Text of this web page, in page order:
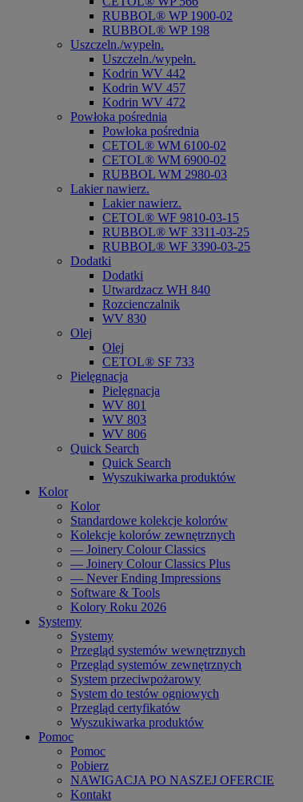
RUBBOL® WP 1900-02
RUBBOL® WP 198
Uszczeln./wypełn.
Uszczeln./wypełn.
Kodrin WV 442
Kodrin WV 457
Kodrin WV 472
Powłoka pośrednia
Powłoka pośrednia
CETOL® WM 6100-02
CETOL® WM 6900-02
RUBBOL WM 2980-03
Lakier nawierz.
Lakier nawierz.
CETOL® WF 9810-03-15
RUBBOL® WF 3311-03-25
RUBBOL® WF 3390-03-25
Dodatki
Dodatki
Utwardzacz WH 840
Rozcienczalnik
WV 830
Olej
Olej
CETOL® SF 733
Pielęgnacja
Pielęgnacja
WV 801
WV 803
WV 806
Quick Search
Quick Search
Wyszukiwarka produktów
Kolor
Kolor
Standardowe kolekcje kolorów
Kolekcje kolorów zewnętrznych
— Joinery Colour Classics
— Joinery Colour Classics Plus
— Never Ending Impressions
Software & Tools
Kolory Roku 2026
Systemy
Systemy
Przegląd systemów wewnętrznych
Przegląd systemów zewnętrznych
System przeciwpożarowy
System do testów ogniowych
Przegląd certyfikatów
Wyszukiwarka produktów
Pomoc
Pomoc
Pobierz
NAWIGACJA PO NASZEJ OFERCIE
Kontakt